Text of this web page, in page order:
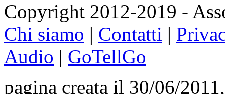
Copyright 2012-2019 -
Chi siamo | Contatti |
Audio | GoTellGo
pagina creata il 30/06/